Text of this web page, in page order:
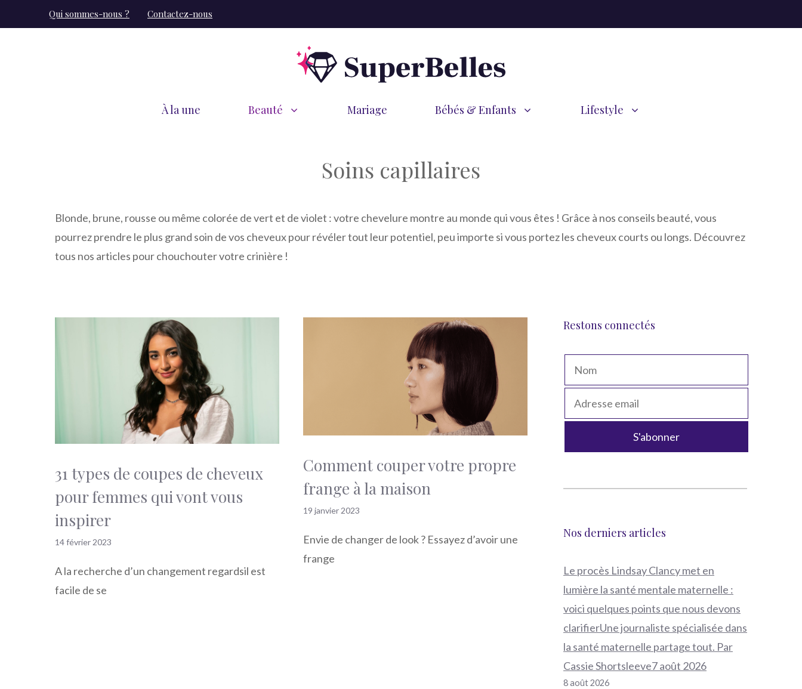
au
Qui sommes-nous ? Contactez-nous
À la une Beauté Mariage Bébés & Enfants Lifestyle
Soins capillaires
Blonde, brune, rousse ou même colorée de vert et de violet : votre chevelure montre au monde qui vous êtes ! Grâce à nos conseils beauté, vous
pourrez prendre le plus grand soin de vos cheveux pour révéler tout leur potentiel, peu importe si vous portez les cheveux courts ou longs. Découvrez
tous nos articles pour chouchouter votre crinière !
31 types de coupes de cheveux
pour femmes qui vont vous
inspirer
14 février 2023
A la recherche d’un changement regardsil est
facile de se
Comment couper votre propre
frange à la maison
19 janvier 2023
Envie de changer de look ? Essayez d’avoir une
frange
Restons connectés
Nos derniers articles
Le procès Lindsay Clancy met en
lumière la santé mentale maternelle :
voici quelques points que nous devons
clarifierUne journaliste spécialisée dans
la santé maternelle partage tout. Par
Cassie Shortsleeve7 août 2026
8 août 2026